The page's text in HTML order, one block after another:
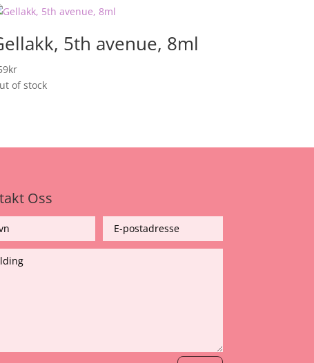
5th avenue, 8ml
kr
of stock
Oss